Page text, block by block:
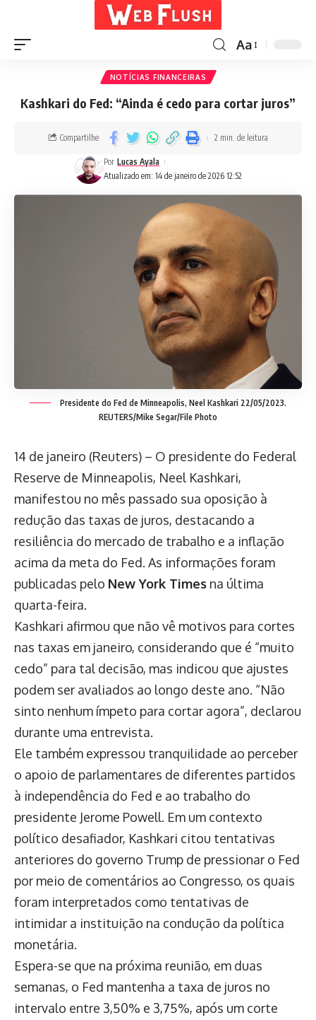
Aa
NOTÍCIAS FINANCEIRAS
Kashkari do Fed: “Ainda é cedo para cortar juros”
Atualizado em: 14 de janeiro de 2026 12:52
Por Lucas Ayala
Compartilhe 2 min. de leitura
Presidente do Fed de Minneapolis, Neel Kashkari 22/05/2023.
REUTERS/Mike Segar/File Photo
14 de janeiro (Reuters) – O presidente do Federal
Reserve de Minneapolis, Neel Kashkari,
manifestou no mês passado sua oposição à
redução das taxas de juros, destacando a
resiliência do mercado de trabalho e a inflação
acima da meta do Fed. As informações foram
publicadas pelo New York Times na última
quarta-feira.
Kashkari afirmou que não vê motivos para cortes
nas taxas em janeiro, considerando que é “muito
cedo” para tal decisão, mas indicou que ajustes
podem ser avaliados ao longo deste ano. “Não
sinto nenhum ímpeto para cortar agora”, declarou
durante uma entrevista.
Ele também expressou tranquilidade ao perceber
o apoio de parlamentares de diferentes partidos
à independência do Fed e ao trabalho do
presidente Jerome Powell. Em um contexto
político desafiador, Kashkari citou tentativas
anteriores do governo Trump de pressionar o Fed
por meio de comentários ao Congresso, os quais
foram interpretados como tentativas de
intimidar a instituição na condução da política
monetária.
Espera-se que na próxima reunião, em duas
semanas, o Fed mantenha a taxa de juros no
intervalo entre 3,50% e 3,75%, após um corte